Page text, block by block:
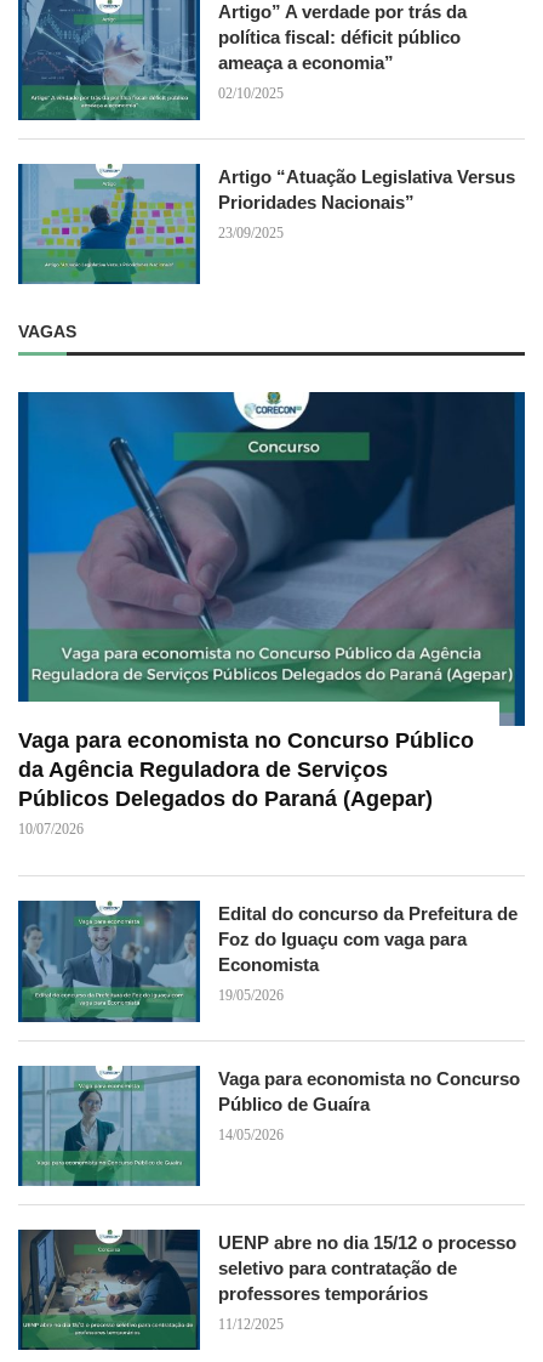
Artigo” A verdade por trás da
política fiscal: déficit público
ameaça a economia”
02/10/2025
Artigo “Atuação Legislativa Versus
Prioridades Nacionais”
23/09/2025
VAGAS
Vaga para economista no Concurso Público
da Agência Reguladora de Serviços
Públicos Delegados do Paraná (Agepar)
10/07/2026
Edital do concurso da Prefeitura de
Foz do Iguaçu com vaga para
Economista
19/05/2026
Vaga para economista no Concurso
Público de Guaíra
14/05/2026
UENP abre no dia 15/12 o processo
seletivo para contratação de
professores temporários
11/12/2025